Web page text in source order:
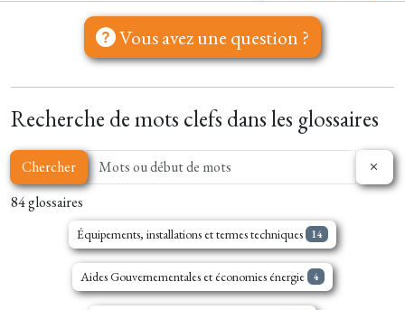
Vous avez une question ?
Recherche de mots clefs dans les glossaires
Chercher
84 glossaires
Équipements, installations et termes techniques 14
Aides Gouvernementales et économies énergie 4